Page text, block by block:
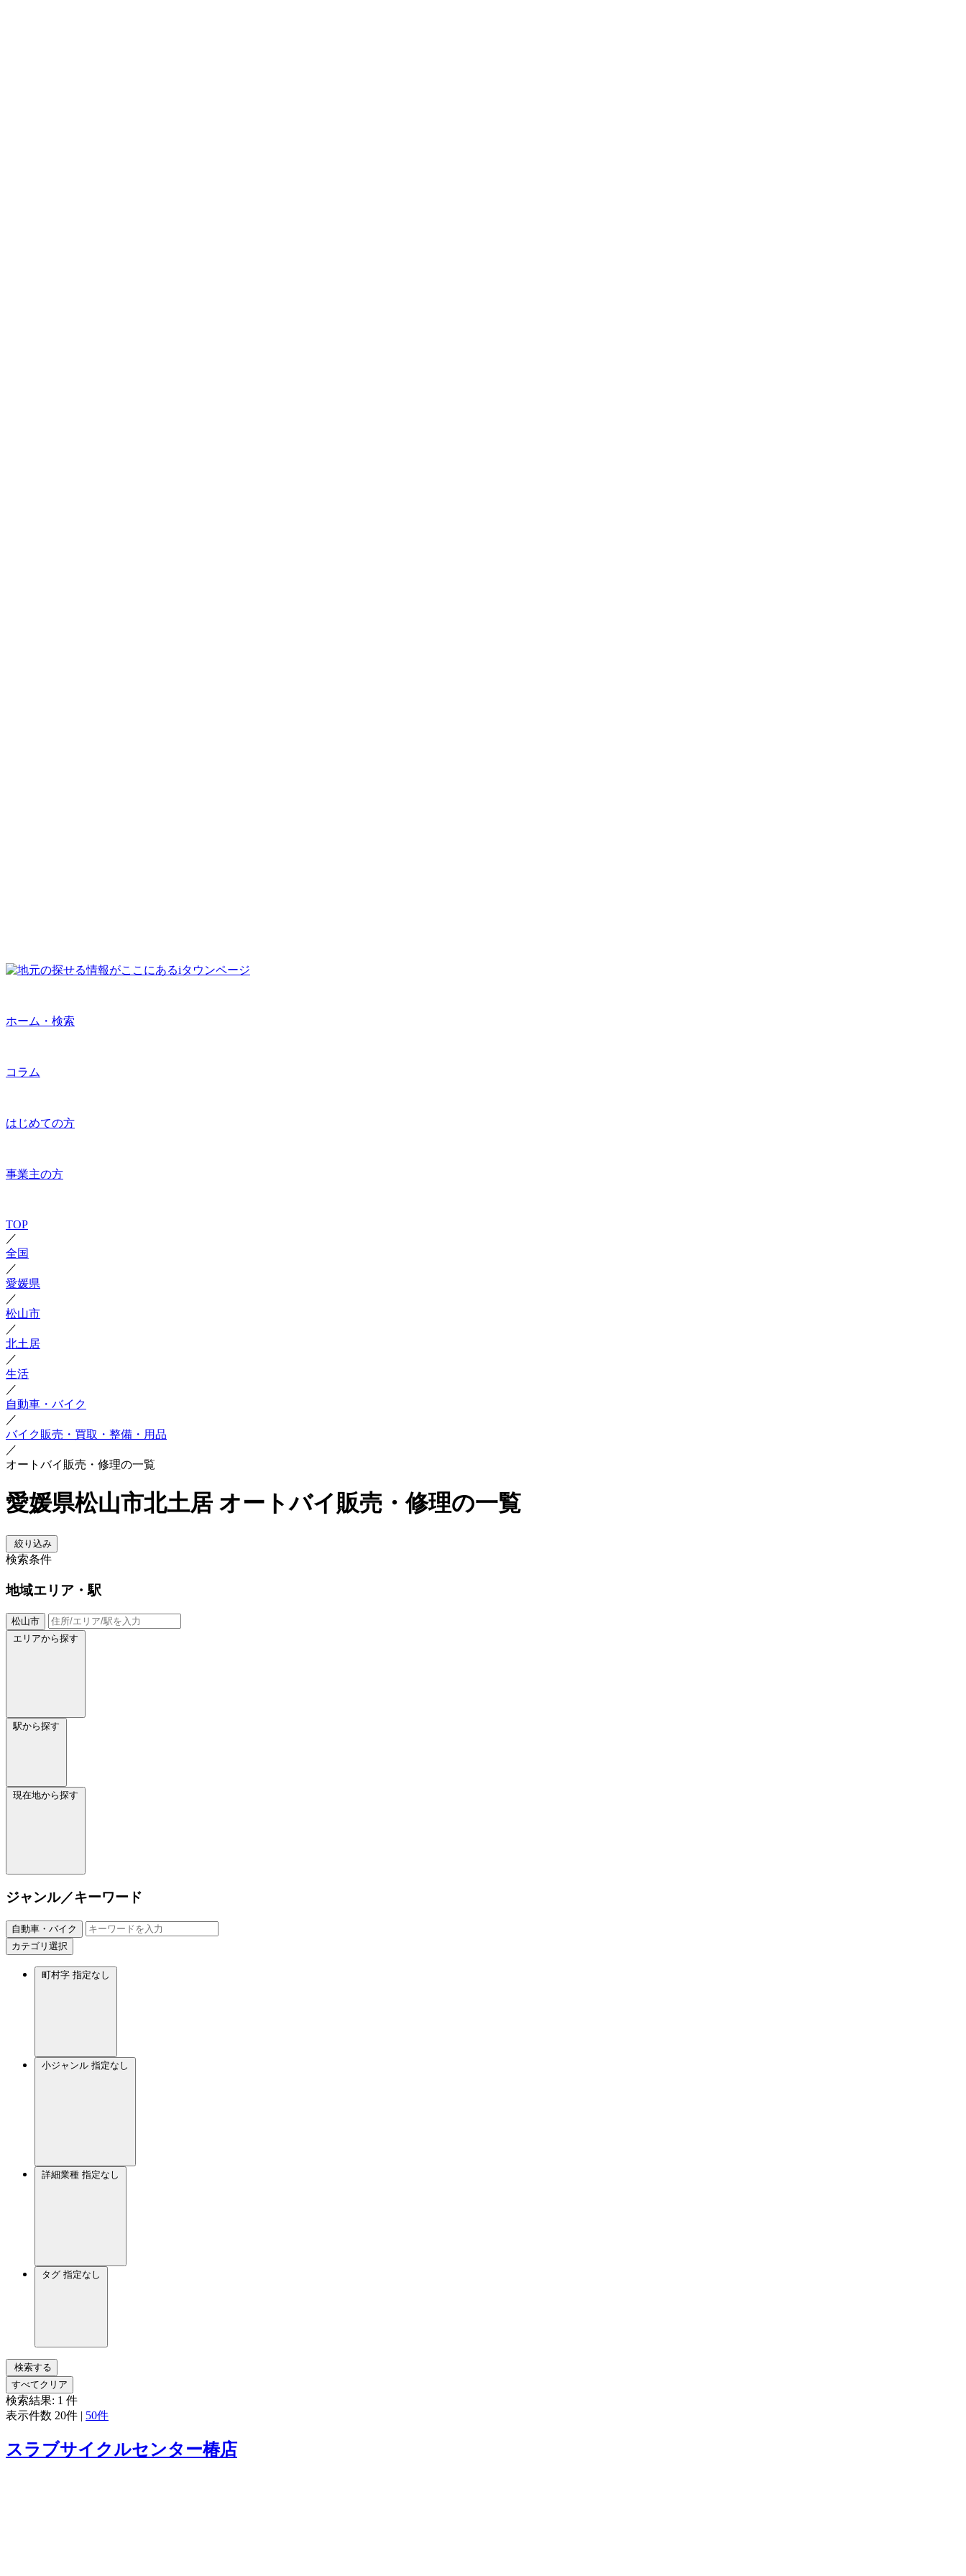
ホーム・検索
コラム
はじめての方
事業主の方
TOP
／
全国
／
愛媛県
／
松山市
／
北土居
／
生活
／
自動車・バイク
／
バイク販売・買取・整備・用品
／
オートバイ販売・修理の一覧
愛媛県松山市北土居 オートバイ販売・修理の一覧
絞り込み
検索条件
地域エリア・駅
松山市
エリアから探す
駅から探す
現在地から探す
ジャンル／キーワード
自動車・バイク
カテゴリ選択
町村字 指定なし
小ジャンル 指定なし
詳細業種 指定なし
タグ 指定なし
検索する
すべてクリア
検索結果: 1 件
表示件数 20件 | 50件
スラブサイクルセンター椿店